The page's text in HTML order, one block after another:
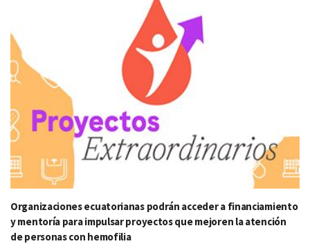
Organizaciones ecuatorianas podrán acceder a financiamiento
y mentoría para impulsar proyectos que mejoren la atención
de personas con hemofilia